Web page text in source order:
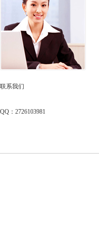
联系我们
QQ：2726103981